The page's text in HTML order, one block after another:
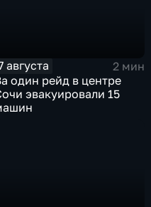
августа
2 мин
один рейд в центре
эвакуировали 15